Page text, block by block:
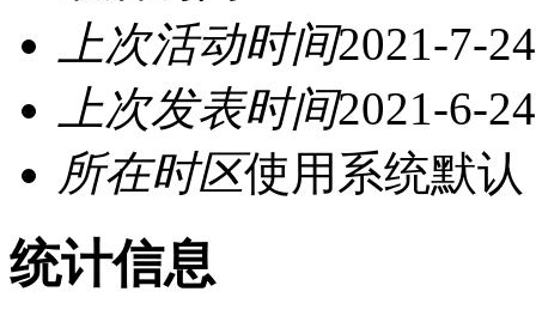
上次活动时间2021-7-
上次发表时间2021-6-
所在时区使用系统默认
统计信息